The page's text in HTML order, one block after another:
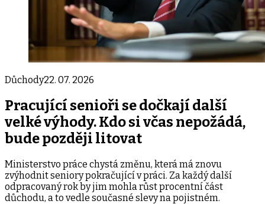
Důchody22. 07. 2026
Pracující senioři se dočkají další
velké výhody. Kdo si včas nepožádá,
bude později litovat
Ministerstvo práce chystá změnu, která má znovu
zvýhodnit seniory pokračující v práci. Za každý další
odpracovaný rok by jim mohla růst procentní část
důchodu, a to vedle současné slevy na pojistném.